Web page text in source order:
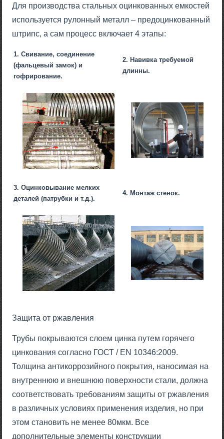
Для производства стальных оцинкованных емкостей
используется рулонный металл – предоцинкованный
штрипс, а сам процесс включает 4 этапы:
1. Свивание, соединение
(фальцевый замок) и
гофрирование.
2. Навивка требуемой
длинны.
3. Оцинковывание мелких
деталей (патрубки и т.д.).
4. Монтаж стенок.
Защита от ржавления
Трубы покрываются слоем цинка путем горячего
цинкования согласно ГОСТ / EN 10346:2009.
Толщина антикоррозийного покрытия, наносимая на
внутреннюю и внешнюю поверхности стали, должна
соответствовать требованиям защиты от ржавления
в различных условиях применения изделия, но при
этом становить не менее 80мкм. Все
дополнительные элементы конструкции